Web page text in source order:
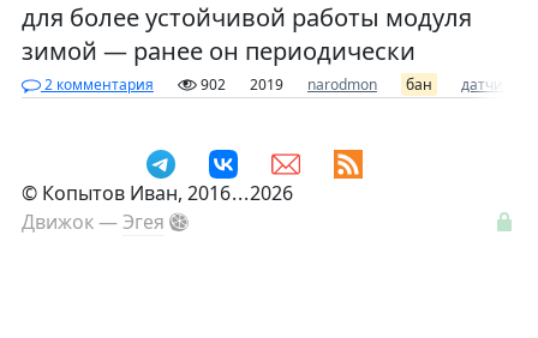
для более устойчивой работы модуля
зимой — ранее он периодически
2 комментария 902 2019 narodmon бан датчик
© Копытов Иван, 2016...2026
Движок —Эгея